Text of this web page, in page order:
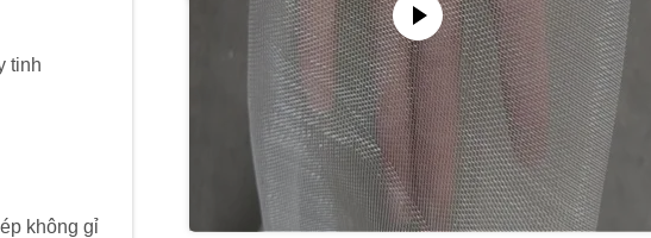
tinh
không gỉ